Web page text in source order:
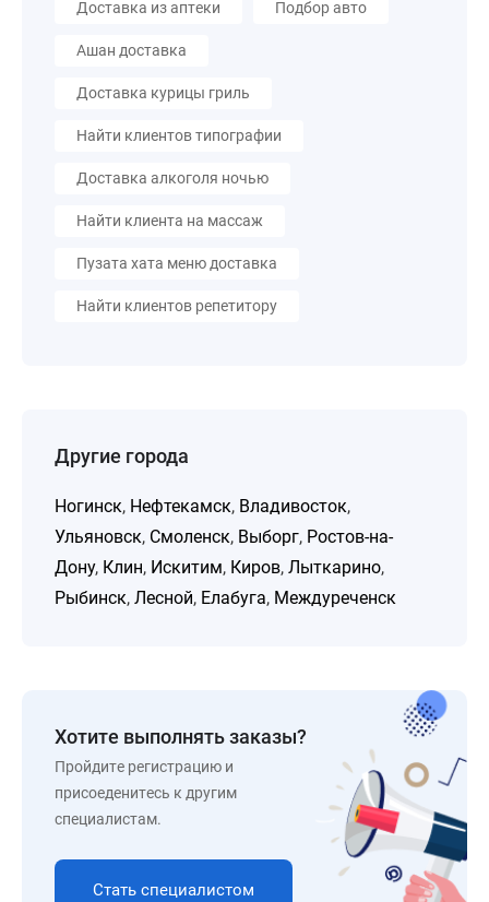
Доставка из аптеки Подбор авто
Ашан доставка
Доставка курицы гриль
Найти клиентов типографии
Доставка алкоголя ночью
Найти клиента на массаж
Пузата хата меню доставка
Найти клиентов репетитору
Другие города
Ногинск, Нефтекамск, Владивосток,
Ульяновск, Смоленск, Выборг, Ростов-на-
Дону, Клин, Искитим, Киров, Лыткарино,
Рыбинск, Лесной, Елабуга, Междуреченск
Хотите выполнять заказы?
Пройдите регистрацию и
присоеденитесь к другим
специалистам.
Стать специалистом